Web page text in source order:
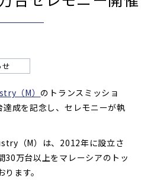
（M） のトランスミッショ
成を記念し、セレモニーが執
（M）は、2012年に設立さ
30万台以上をマレーシアのトッ
ます。